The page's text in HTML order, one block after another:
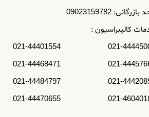
09023159782
کالیبراسیون :
021-44445009 021-
021-44457667 021-
021-44420897 021-
021-46040184 021-